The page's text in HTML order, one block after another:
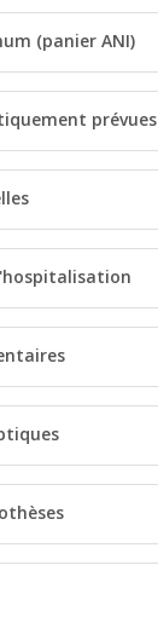
(panier ANI)
prévues